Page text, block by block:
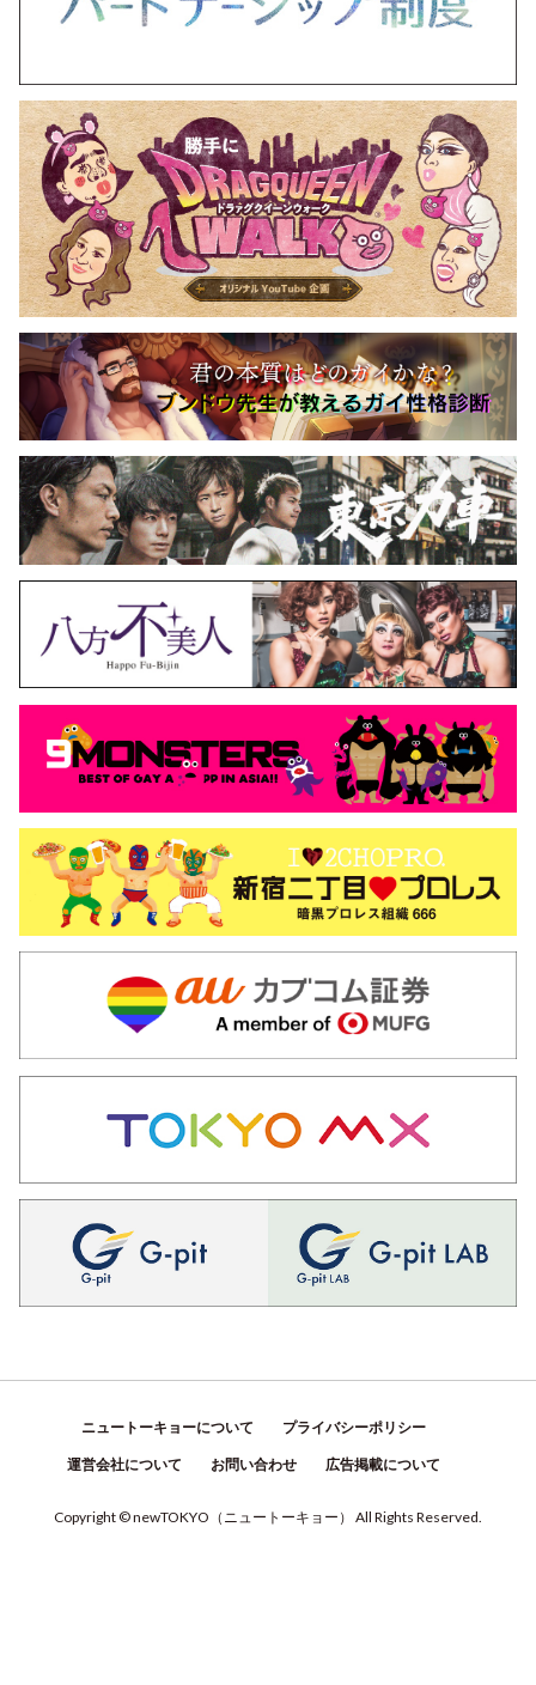
ニュートーキョーについて プライバシーポリシー
運営会社について お問い合わせ 広告掲載について
Copyright © newTOKYO （ ニュートーキョー ） All Rights Reserved.